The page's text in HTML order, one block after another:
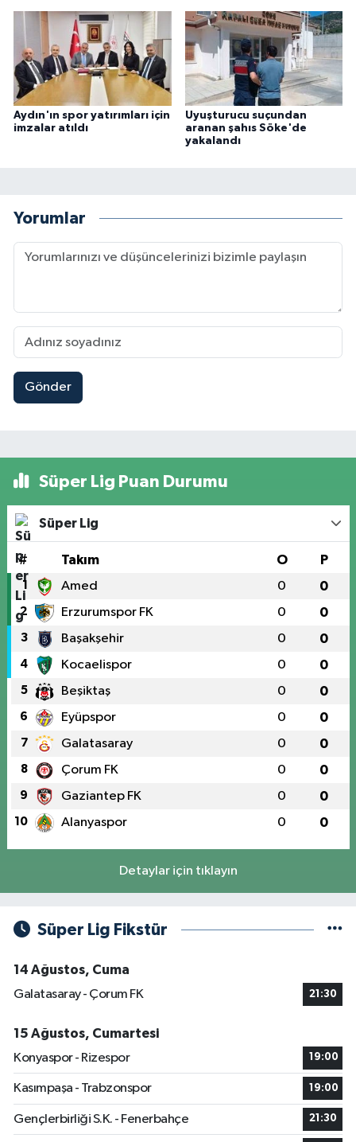
Aydın'ın spor yatırımları için
imzalar atıldı
Uyuşturucu suçundan
aranan şahıs Söke'de
yakalandı
Yorumlar
Gönder
Süper Lig Puan Durumu
Süper Lig
# Takım O P
1 Amed 0 0
2 Erzurumspor FK 0 0
3 Başakşehir 0 0
4 Kocaelispor 0 0
5 Beşiktaş 0 0
6 Eyüpspor 0 0
7 Galatasaray 0 0
8 Çorum FK 0 0
9 Gaziantep FK 0 0
10 Alanyaspor 0 0
Detaylar için tıklayın
Süper Lig Fikstür
14 Ağustos, Cuma
Galatasaray - Çorum FK
21:30
15 Ağustos, Cumartesi
Konyaspor - Rizespor
19:00
Kasımpaşa - Trabzonspor 19:00
Gençlerbirliği S.K. - Fenerbahçe 21:30